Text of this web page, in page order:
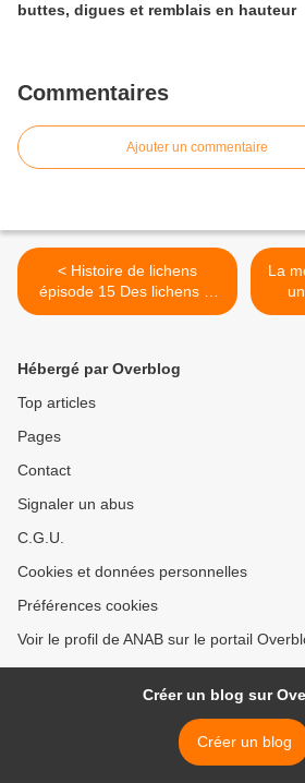
buttes, digues et remblais en hauteur
Commentaires
Ajouter un commentaire
< Histoire de lichens
épisode 15 Des lichens et
des hommes (et Pertusaria
La
Hébergé par Overblog
Top articles
Pages
Contact
Signaler un abus
C.G.U.
Cookies et données personnelles
Préférences cookies
Voir le profil de ANAB sur le portail
Créer un blog sur
Créer un blog